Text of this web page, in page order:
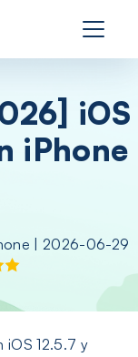
iOS
iPhone
| 2026-06-29
iOS 12.5.7 y